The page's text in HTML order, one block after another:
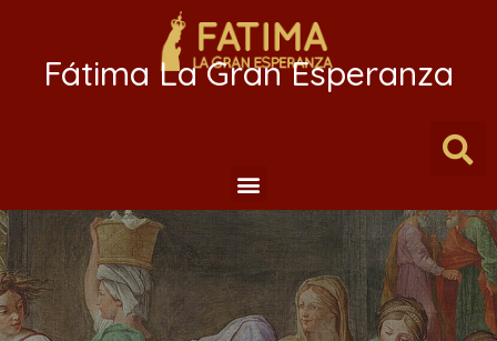
Fátima La Gran Esperanza